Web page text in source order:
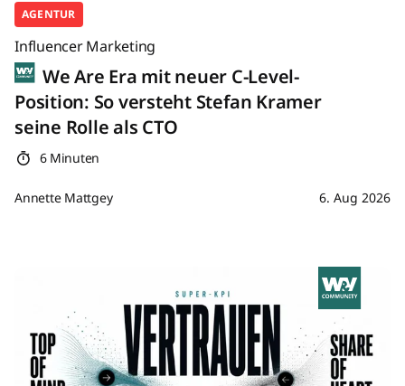
AGENTUR
Influencer Marketing
We Are Era mit neuer C-Level-
Position: So versteht Stefan Kramer
seine Rolle als CTO
6 Minuten
Annette Mattgey 6. Aug 2026